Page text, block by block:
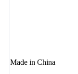
Made in China